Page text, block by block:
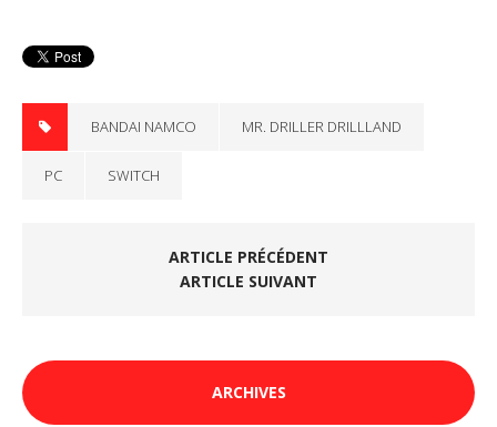
BANDAI NAMCO MR. DRILLER DRILLLAND
PC SWITCH
ARTICLE PRÉCÉDENT
ARTICLE SUIVANT
ARCHIVES